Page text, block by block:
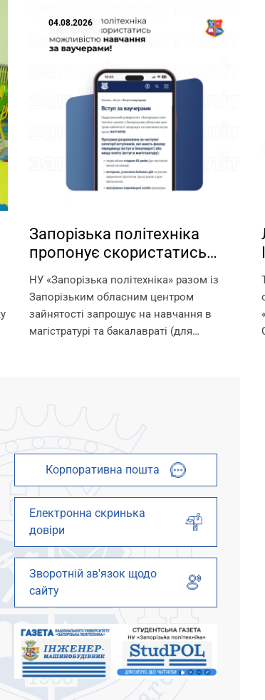
04.08.2026
Запорізька політехніка
пропонує скористатись
можливістю навчання за
ваучерами!
НУ «Запорізька політехніка» разом із
Запорізьким обласним центром
зайнятості запрошує на навчання в
магістратурі та бакалавраті (для
Корпоративна пошта
Електронна скринька
довіри
Зворотній зв'язок щодо
сайту